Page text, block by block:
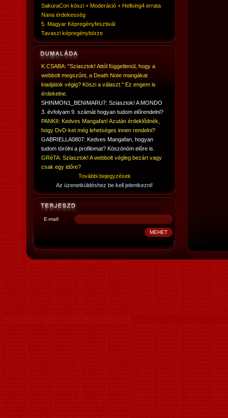
SakuraCon köszi + Moderáció + Hellsing4 errata
Nana érdekesség
5. Magyar Képregényfesztivál
Tavaszi képregénybörze
K.CSABA: "Sziasztok! Attól függetlenül, hogy a
webbolt megszűnt, a Death Note mangákat
kiadjátok végig? Köszi a választ." Ez engem is
érdekelne.
SHINMON1_BENIMARU7: Sziasztok! A MONDO
3. évfolyam 9. számát hogyan tudom előrendelni?
PANKII: Kedves Mangafan! Azután érdeklődnék,
hogy DvD-ket még lehetséges innen rendelni?
GABRIELLA0807: Kedves Mangafan, hogyan
tudom törölni a profilomat? Köszönöm előre is.
GRéTA: Sziasztok! A webbolt végleg bezárt vagy
csak egy időre?
További bejegyzések
Az üzenetküldéshez be kell jelentkezni!
E-mail: